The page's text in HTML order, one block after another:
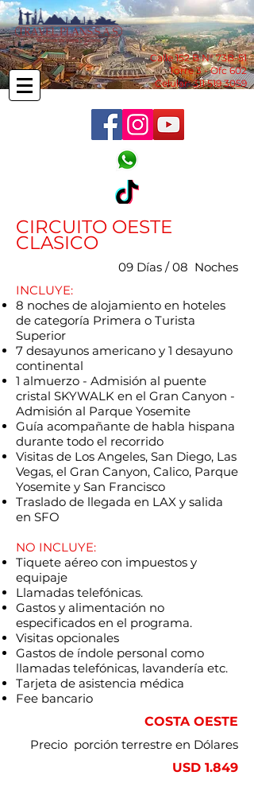
Calle 152 B N° 73B-51
Torre 3 - Ofc 602
Celular:311 519 3059
CIRCUITO OESTE
CLASICO
09 Días / 08 Noches
​INCLUYE:
8 noches de alojamiento en hoteles
de categoría Primera o Turista
Superior
7 desayunos americano y 1 desayuno
continental
1 almuerzo - Admisión al puente
cristal SKYWALK en el Gran Canyon -
Admisión al Parque Yosemite
Guía acompañante de habla hispana
durante todo el recorrido
Visitas de Los Angeles, San Diego, Las
Vegas, el Gran Canyon, Calico, Parque
Yosemite y San Francisco
Traslado de llegada en LAX y salida
en SFO
NO INCLUYE:
Tiquete aéreo con impuestos y
equipaje
Llamadas telefónicas.
Gastos y alimentación no
especificados en el programa.
Visitas opcionales
Gastos de índole personal como
llamadas telefónicas, lavandería etc.
Tarjeta de asistencia médica
Fee bancario
COSTA OESTE
Precio porción terrestre en Dólares
USD 1.849